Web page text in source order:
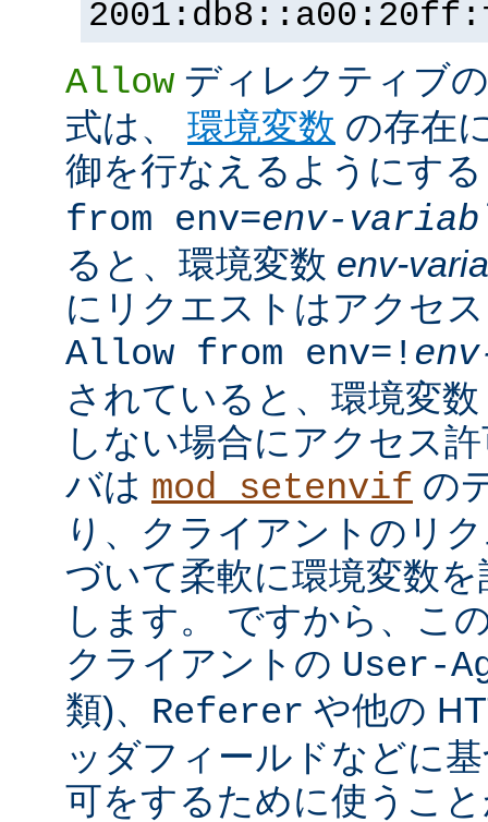
Allow ディレクティブ
式は、 環境変数 の存在
御を行なえるようにす
from env=env-
ると、環境変数 env-
にリクエストはアクセ
Allow from env=!
されていると、環境変数
しない場合にアクセス
バは mod_setenvif の
り、クライアントのリ
づいて柔軟に環境変数
します。 ですから、こ
クライアントの User-
類)、 Referer や他の
ッダフィールドなどに
可をするために使うこ